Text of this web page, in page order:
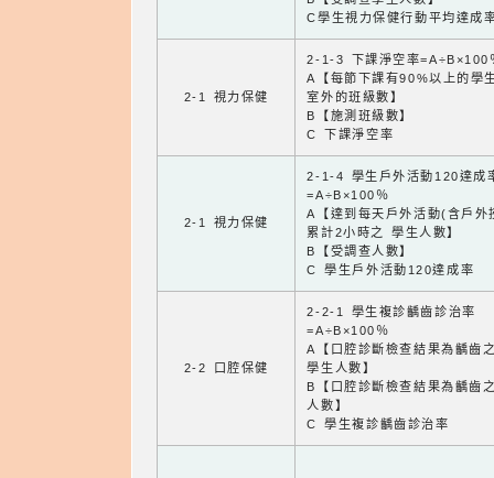
C學生視力保健行動平均達成
2-1 視力保健
2-1-3 下課淨空率=A÷B×100
A【每節下課有90%以上的學
室外的班級數】
B【施測班級數】
C 下課淨空率
2-1 視力保健
2-1-4 學生戶外活動120達成
=A÷B×100％
A【達到每天戶外活動(含戶外
累計2小時之 學生人數】
B【受調查人數】
C 學生戶外活動120達成率
2-2 口腔保健
2-2-1 學生複診齲齒診治率
=A÷B×100％
A【口腔診斷檢查結果為齲齒
學生人數】
B【口腔診斷檢查結果為齲齒
人數】
C 學生複診齲齒診治率